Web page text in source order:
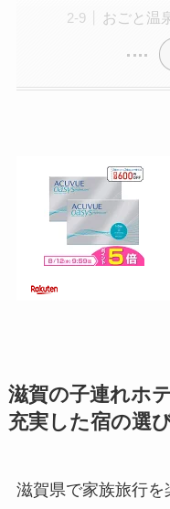
おごと温
滋賀の子連れホ
充実した宿の選
滋賀県で家族旅行